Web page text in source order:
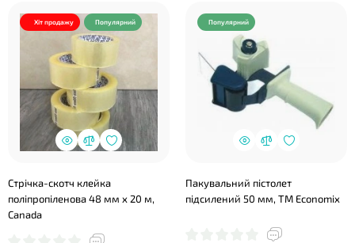
Хіт продажу Популярний
Стрічка-скотч клейка
поліпропіленова 48 мм х 20 м,
Canada
Популярний
Пакувальний пістолет
підсилений 50 мм, ТМ Economix
❤